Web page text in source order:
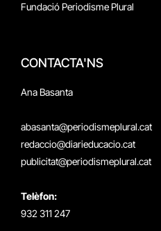
Fundació Periodisme Plural
CONTACTA'NS
Ana Basanta
abasanta@periodismeplural.cat
redaccio@diarieducacio.cat
publicitat@periodismeplural.cat
Telèfon:
932 311 247